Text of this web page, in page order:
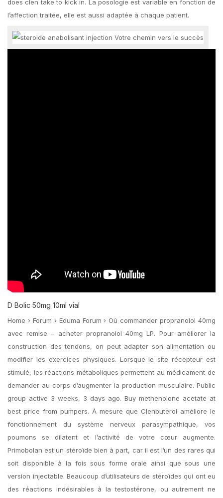
does clen take to kick in. La posologie est variable en fonction de
l’affection traitée, elle est aussi adaptée à chaque patient.
D Bolic 50mg 10ml vial
Home › Forum › Eduma Forum › Où commander propranolol 40mg
avec remise – acheter propranolol 40mg LP. Pour améliorer la
construction des tendons, on peut adapter son alimentation ou
modifier les exercices physiques. Lorsque le site récepteur est
stimulé, les réactions métaboliques permettent au médicament de
demander au corps d’augmenter la production musculaire. Public
group active 3 weeks, 3 days ago. Buy methenolone acetate at
best price from pumpers. À mesure que Clenbuterol améliore le
fonctionnement du système nerveux parasympathique, vos
poumons se dilatent et l’activité de votre cœur augmente.
Primobolan est un stéroïde bien à part, car il est l’un des rares qui
soit disponible à la fois sous forme orale ainsi que sous une
version injectable. Beaucoup d’utilisateurs de stéroïdes qui ont eu
des réactions indésirables à la testostérone, ou autrement ne